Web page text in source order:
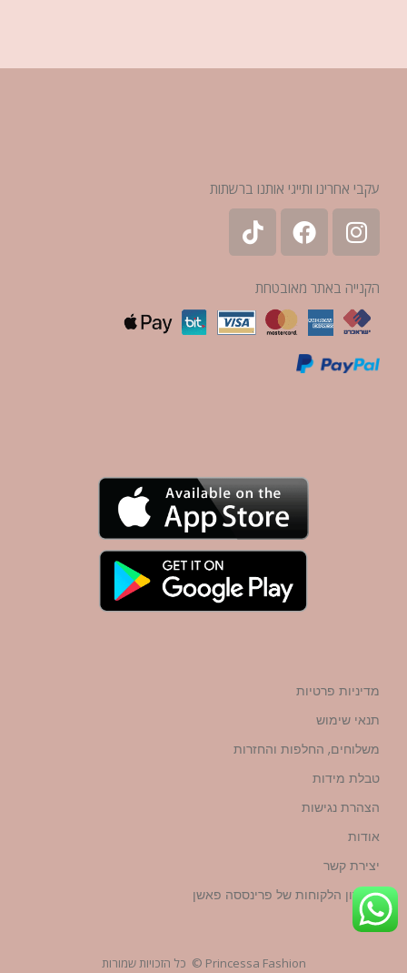
עקבי אחרינו ותייגי אותנו ברשתות
הקנייה באתר מאובטחת
מדיניות פרטיות
תנאי שימוש
משלוחים, החלפות והחזרות
טבלת מידות
הצהרת נגישות
אודות
יצירת קשר
מועדון הלקוחות של פרינססה פאשן